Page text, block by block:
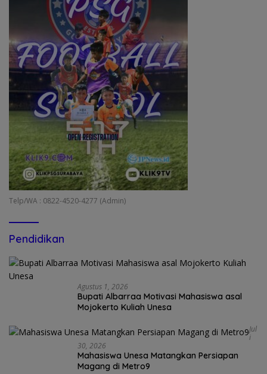
Telp/WA : 0822-4520-4277 (Admin)
Pendidikan
Agustus 1, 2026
Bupati Albarraa Motivasi Mahasiswa asal
Mojokerto Kuliah Unesa
Jul
I
30, 2026
Mahasiswa Unesa Matangkan Persiapan
Magang di Metro9